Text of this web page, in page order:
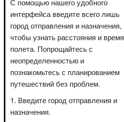
С помощью нашего удобного
интерфейса введите всего лишь
город отправления и назначения,
чтобы узнать расстояния и время
полета. Попрощайтесь с
неопределенностью и
познакомьтесь с планированием
путешествий без проблем.
Введите город отправления и
назначения.